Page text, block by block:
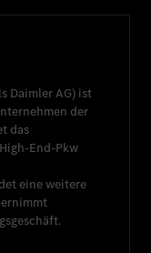
Daimler AG) ist
der
das
End-Pkw
eine weitere